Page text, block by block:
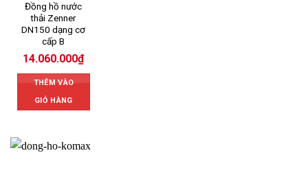
Đồng hồ nước
thải Zenner
DN150 dạng cơ
cấp B
14.060.000₫
THÊM VÀO
GIỎ HÀNG